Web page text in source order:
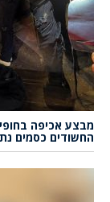
מבצע אכיפה
החשודים כסמים